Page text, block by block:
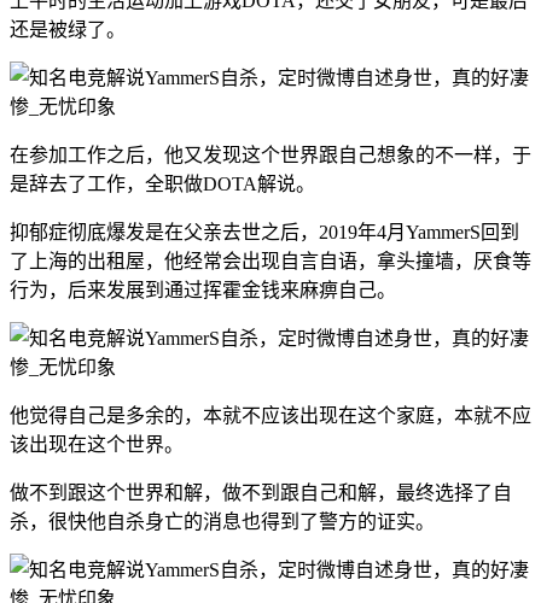
还是被绿了。
在参加工作之后，他又发现这个世界跟自己想象的不一样，于
是辞去了工作，全职做DOTA解说。
抑郁症彻底爆发是在父亲去世之后，2019年4月YammerS回到
了上海的出租屋，他经常会出现自言自语，拿头撞墙，厌食等
行为，后来发展到通过挥霍金钱来麻痹自己。
他觉得自己是多余的，本就不应该出现在这个家庭，本就不应
该出现在这个世界。
做不到跟这个世界和解，做不到跟自己和解，最终选择了自
杀，很快他自杀身亡的消息也得到了警方的证实。